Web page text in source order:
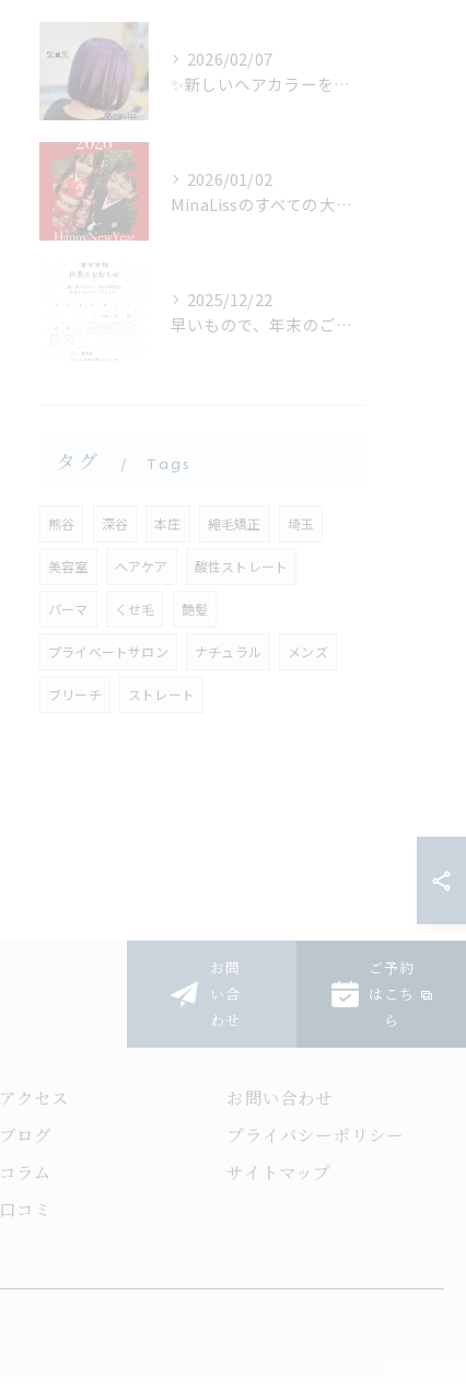
2026/02/07
✨新しいヘアカラーをお探しの方にぴったり✨バイオレットカラー...
2026/01/02
MinaLissのすべての大切なお客様へ
2025/12/22
早いもので、年末のご挨拶をさせて頂く時期となりました。
タグ Tags
熊谷 深谷 本庄 縮毛矯正 埼玉
美容室 ヘアケア 酸性ストレート
パーマ くせ毛 艶髪
プライベートサロン ナチュラル メンズ
ブリーチ ストレート
お問
い合
わせ
ご予約
はこち
ら
アクセス
ブログ
コラム
口コミ
お問い合わせ
プライバシーポリシー
サイトマップ